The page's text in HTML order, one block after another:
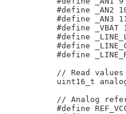
#define _AN2
#define _AN3
#define _VBAT
#define
#define
#define
// Read
uint16_t
// Analog
#define